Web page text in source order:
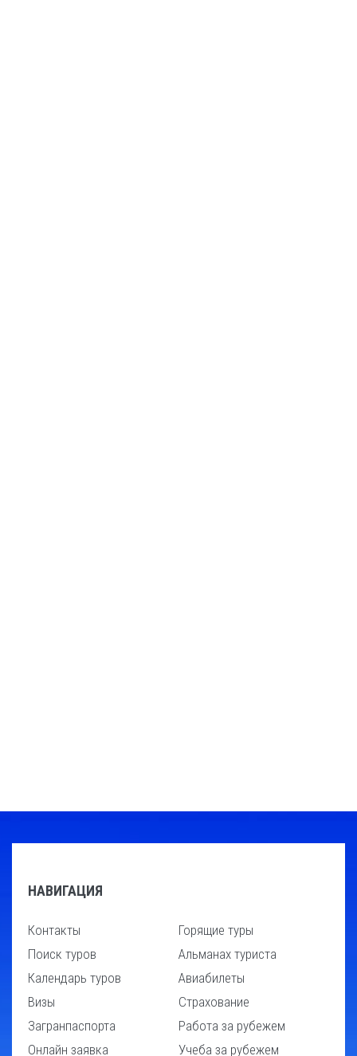
НАВИГАЦИЯ
Контакты
Поиск туров
Календарь туров
Визы
Загранпаспорта
Онлайн заявка
Горящие туры
Альманах туриста
Авиабилеты
Страхование
Работа за рубежем
Учеба за рубежем